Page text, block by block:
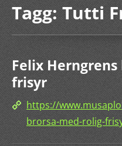
Tagg: Tutti
Felix
frisyr
https://
brorsa-med-rolig-